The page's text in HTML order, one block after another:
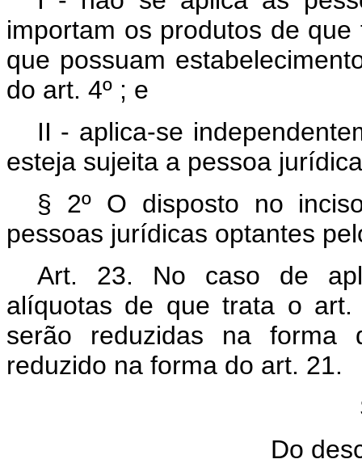
importam os produtos de
que possuam
do art. 4º ; e
II - aplica-se
esteja sujeita a pessoa
§ 2º O disposto no
pessoas jurídicas optantes
Art. 23. No caso de
alíquotas de que trata o
serão reduzidas na forma
reduzido na forma do art. 21.
Do